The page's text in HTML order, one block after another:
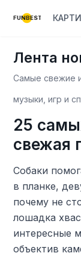
FUNBEST
Лента
Самые свежие
музыки, игр и
25
свежая
Собаки
в планке,
почему не
лошадка
интересные
объектив